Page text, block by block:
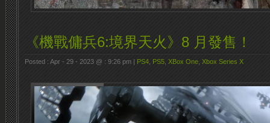
《機戰傭兵6:境界天火》8 月發售！
Posted : Apr - 29 - 2023 @ : 9:26 pm | PS4 PS5 XBox One Xbox Series X